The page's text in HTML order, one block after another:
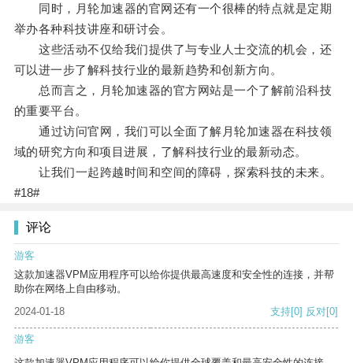
同时，月轮加速器的官网还有一个很棒的特点就是定期
举办各种科技讲座和研讨会。
这些活动不仅给我们提供了与专业人士交流的机会，还
可以进一步了解科技行业的最新趋势和创新方向。
总而言之，月轮加速器的官方网站是一个了解前沿科技
的重要平台。
通过访问官网，我们可以全面了解月轮加速器在科技领
域的研究方向和项目进展，了解科技行业的最新动态。
让我们一起跨越时间和空间的障碍，探索科技的未来。
#18#
评论
游客
这款加速器VPM应用程序可以给你提供最高速度和安全性的连接，并帮
助你在网络上自由移动。
2024-01-18
支持[0] 反对[0]
游客